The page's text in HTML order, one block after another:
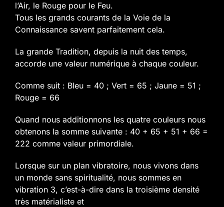
l’Air, le Rouge pour le Feu.
Tous les grands courants de la Voie de la
Connaissance savent parfaitement cela.
La grande Tradition, depuis la nuit des temps,
accorde une valeur numérique à chaque couleur.
Comme suit : Bleu = 40 ; Vert = 65 ; Jaune = 51 ;
Rouge = 66
Quand nous additionnons les quatre couleurs nous
obtenons la somme suivante : 40 + 65 + 51 + 66 =
222 comme valeur primordiale.
Lorsque sur un plan vibratoire, nous vivons dans
un monde sans spiritualité, nous sommes en
vibration 3, c’est-à-dire dans la troisième densité
très matérialiste et